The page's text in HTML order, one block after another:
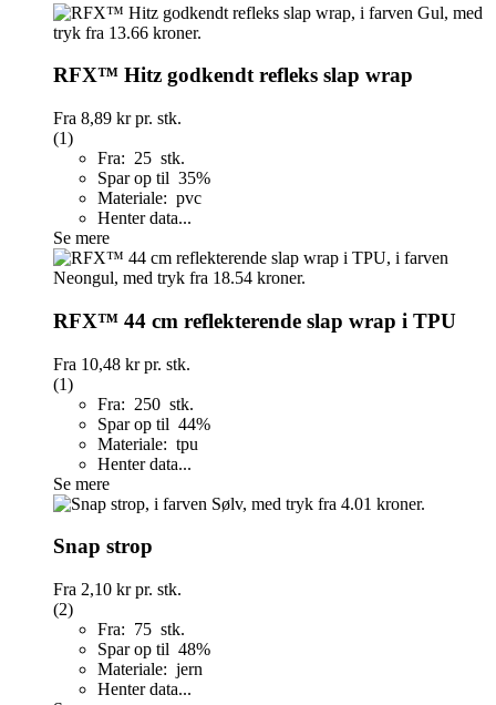
RFX™ Hitz godkendt refleks slap wrap
Fra 8,89 krpr. stk.
(1)
Fra: 25 stk.
Spar op til 35%
Materiale: pvc
Henter data...
Se mere
RFX™ 44 cm reflekterende slap wrap i TPU
Fra 10,48 krpr. stk.
(1)
Fra: 250 stk.
Spar op til 44%
Materiale: tpu
Henter data...
Se mere
Snap strop
Fra 2,10 krpr. stk.
(2)
Fra: 75 stk.
Spar op til 48%
Materiale: jern
Henter data...